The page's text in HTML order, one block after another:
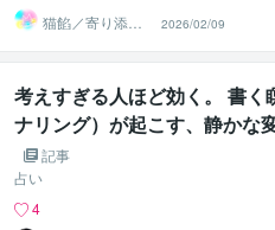
猫餡／寄り添う
守護霊さんから
のメッセージ
2026/02/09
考えすぎる人ほど効く。 書く
ナリング）が起こす、静かな
記事
占い
4